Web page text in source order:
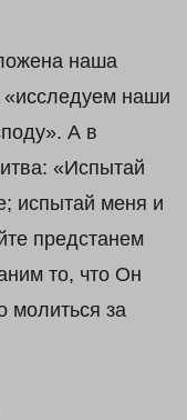
наша
«исследуем наши
А в
«Испытай
испытай меня и
предстанем
то, что Он
молиться за